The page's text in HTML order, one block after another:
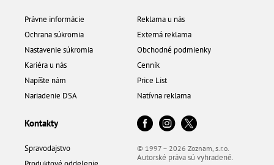
Právne informácie
Ochrana súkromia
Nastavenie súkromia
Kariéra u nás
Napíšte nám
Nariadenie DSA
Reklama u nás
Externá reklama
Obchodné podmienky
Cenník
Price List
Natívna reklama
Kontakty
Spravodajstvo
© 1997 – 2026 Zoznam, s.r.o.
Autorské práva sú vyhradené.